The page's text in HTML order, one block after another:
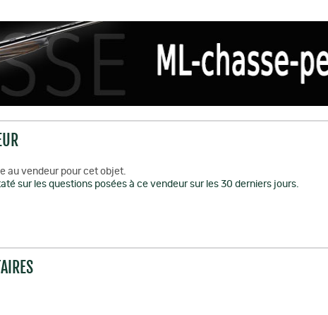
au vendeur pour cet objet.
sur les questions posées à ce vendeur sur les 30 derniers jours.